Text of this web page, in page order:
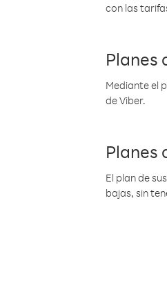
con las
Planes
Mediante el
de Viber.
Planes
El plan de
bajas, sin